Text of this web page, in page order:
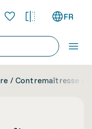
FR
/ Contremaîtresse